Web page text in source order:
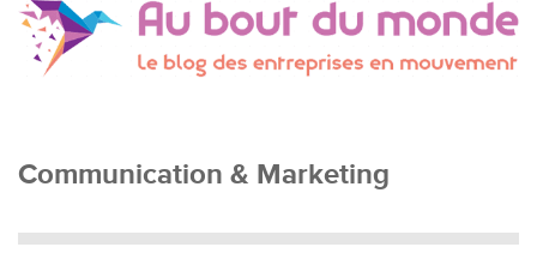
Communication & Marketing